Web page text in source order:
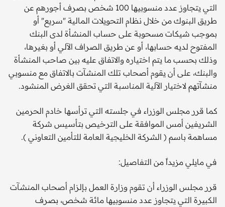
التي يتجاوز عدد منسوبيها 100 شخص بصرف أجورهم عن
طريق البنوك من خلال نظام التحويلات المالية "سريع" أو
بموجب شيكات مسحوبة على حساب المنشأة لدى البنك
المفتوح لديه حسابها، أو عن طريق الصراف الآلي أو بغيرها،
وذلك بحسب ما يتم اختياره والاتفاق عليه بين صاحب المنشأة
والبنك، على أن يقوم أصحاب تلك المنشآت بالاتفاق مع منسوبي
منشآتهم لاختيار الآلية المناسبة التي تحقق الغرض المنشود.
كما قرر مجلس الوزراء في جلسته التي ترأسها خادم الحرمين
الشريفين أمس الموافقة على الترخيص بتأسيس شركة
مساهمة باسم ( الشركة الخليجية العامة للتأمين التعاوني ).
في مايلي مزيداً من التفاصيل:
قرر مجلس الوزراء أن تقوم وزارة العمل بإلزام أصحاب المنشآت
الكبيرة التي يتجاوز عدد منسوبيها مائة شخص، بصرف